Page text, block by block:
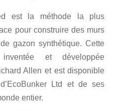
est la méthode la plus
pour construire des murs
gazon synthétique. Cette
et développée
Allen et est disponible
Ltd et de ses
entier.